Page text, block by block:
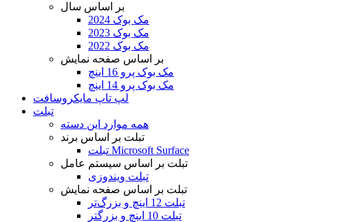
بر اساس سال
مک بوک 2024
مک بوک 2023
مک بوک 2022
بر اساس صفحه نمایش
مک بوک پرو 16 اینچ
مک بوک پرو 14 اینچ
لپ تاپ مایکروسافت
تبلت
همه موارد این دسته
تبلت بر اساس برند
تبلت Microsoft Surface
تبلت بر اساس سیستم عامل
تبلت ویندوزی
تبلت بر اساس صفحه نمایش
تبلت 12 اینچ و بزرگ‌تر
تبلت 10 اینچ و بزرگتر